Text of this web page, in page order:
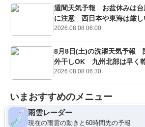
週間天気予報 お盆休みは台
に注意 西日本や東海は厳し
2026.08.08 06:00
8月8日(土)の洗濯天気予報
外干しOK 九州北部は早く
2026.08.08 06:30
いまおすすめのメニュー
雨雲レーダー
現在の雨雲の動きと60時間先の予報